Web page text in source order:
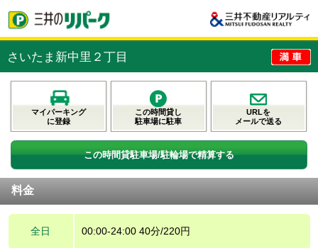
さいたま新中里２丁目
マイパーキング
に登録
この時間貸し
駐車場に駐車
URLを
メールで送る
この時間貸駐車場/駐輪場で精算する
料金
全日 00:00-24:00 40分/220円